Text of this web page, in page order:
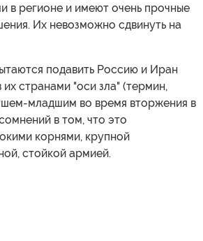
в регионе и имеют очень прочные
Их невозможно сдвинуть на
подавить Россию и Иран
их странами "оси зла" (термин,
младшим во время вторжения в
в том, что это
корнями, крупной
стойкой армией.